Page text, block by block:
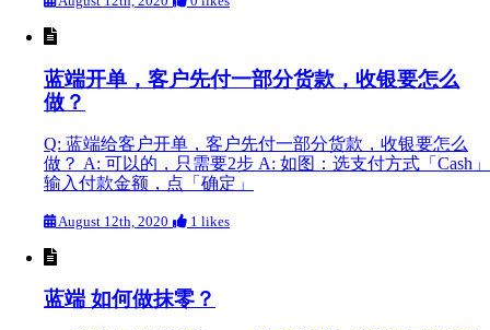
蓝端开单，客户先付一部分货款，收银要怎么
做？
Q: 蓝端给客户开单，客户先付一部分货款，收银要怎么
做？ A: 可以的，只需要2步 A: 如图：选支付方式「Cash」
输入付款金额，点「确定」
August 12th, 2020 1 likes
蓝端 如何做抹零？